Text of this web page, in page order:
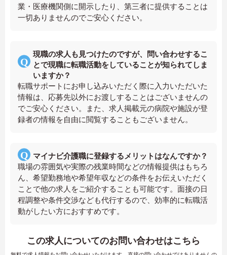
業・医療機関側に開示したり、第三者に提供することは
一切ありませんのでご安心ください。
現職の求人も見つけたのですが、問い合わせするこ
とで現職に転職活動をしていることが知られてしま
いますか？
転職サポートにお申し込みいただく際に入力いただいた
情報は、応募先以外にお渡しすることはございませんの
でご安心ください。また、求人掲載元の病院や施設が登
録者の情報を自由に閲覧することもございません。
マイナビ介護職に登録するメリットはなんですか？
職場の雰囲気や実際の残業時間などの情報提供はもちろ
ん、希望勤務地や希望年収などの条件をお伝えいただく
ことで他の求人をご紹介することも可能です。面接の日
程調整や条件交渉なども代行するので、効率的に転職活
動がしたい方におすすめです。
この求人についてのお問い合わせはこちら